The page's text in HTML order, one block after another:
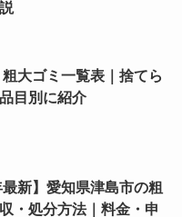
大ゴミ一覧表｜捨てら
目別に紹介
最新】愛知県津島市の粗
・処分方法｜料金・申